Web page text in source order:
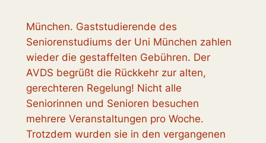
München. Gaststudierende des
Seniorenstudiums der Uni München zahlen
wieder die gestaffelten Gebühren. Der
AVDS begrüßt die Rückkehr zur alten,
gerechteren Regelung! Nicht alle
Seniorinnen und Senioren besuchen
mehrere Veranstaltungen pro Woche.
Trotzdem wurden sie in den vergangenen